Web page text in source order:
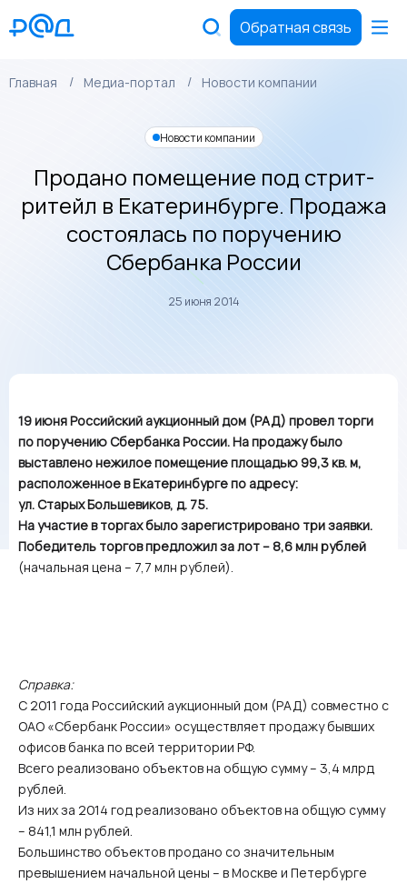
Обратная связь
Главная Медиа-портал Новости компании
Новости компании
Продано помещение под стрит-
ритейл в Екатеринбурге. Продажа
состоялась по поручению
Сбербанка России
25 июня 2014
19 июня Российский аукционный дом (РАД) провел торги
по поручению Сбербанка России. На продажу было
выставлено нежилое помещение площадью 99,3 кв. м,
расположенное в Екатеринбурге по адресу:
ул. Старых Большевиков, д. 75.
На участие в торгах было зарегистрировано три заявки.
Победитель торгов предложил за лот – 8,6 млн рублей
(начальная цена – 7,7 млн рублей).
Справка:
С 2011 года Российский аукционный дом (РАД) совместно с
ОАО «Сбербанк России» осуществляет продажу бывших
офисов банка по всей территории РФ.
Всего реализовано объектов на общую сумму – 3,4 млрд
рублей.
Из них за 2014 год реализовано объектов на общую сумму
– 841,1 млн рублей.
Большинство объектов продано со значительным
превышением начальной цены – в Москве и Петербурге